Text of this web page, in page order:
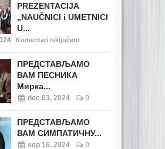
PREZENTACIJA
„NAUČNICI i UMETNICI
U...
Komentari isključeni
ПРЕДСТАВЉАМО
ВАМ ПЕСНИКА
Мирка...
dec 03, 2024 0
ПРЕДСТАВЉАМО
ВАМ СИМПАТИЧНУ...
sep 16, 2024 0